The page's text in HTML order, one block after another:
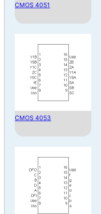
CMOS 4051
CMOS 4053